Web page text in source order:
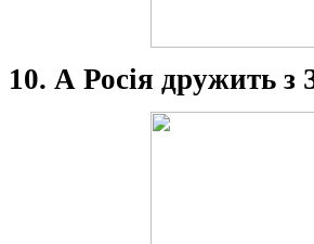
10. А Росія дружить з